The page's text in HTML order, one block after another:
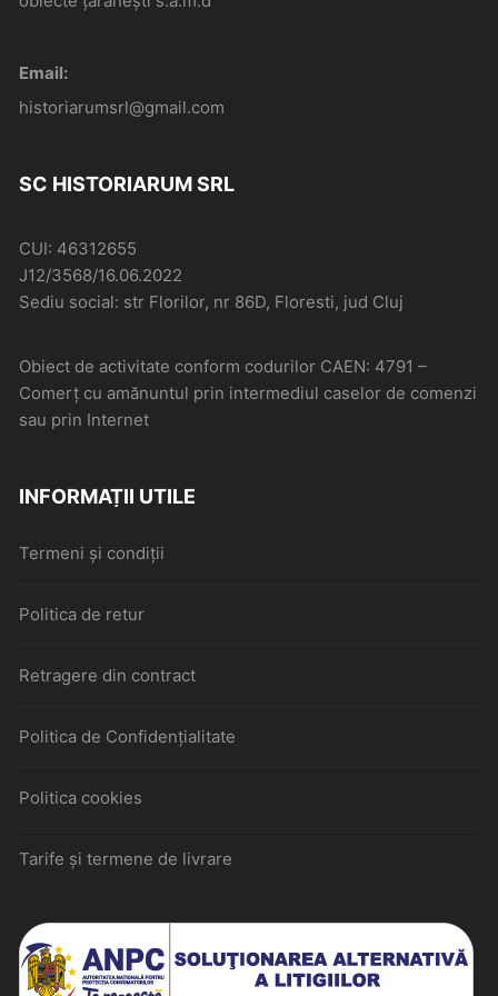
Email:
historiarumsrl@gmail.com
SC HISTORIARUM SRL
CUI: 46312655
J12/3568/16.06.2022
Sediu social: str Florilor, nr 86D, Floresti, jud Cluj
Obiect de activitate conform codurilor CAEN: 4791 –
Comerţ cu amănuntul prin intermediul caselor de comenzi
sau prin Internet
INFORMAȚII UTILE
Termeni și condiții
Politica de retur
Retragere din contract
Politica de Confidențialitate
Politica cookies
Tarife și termene de livrare